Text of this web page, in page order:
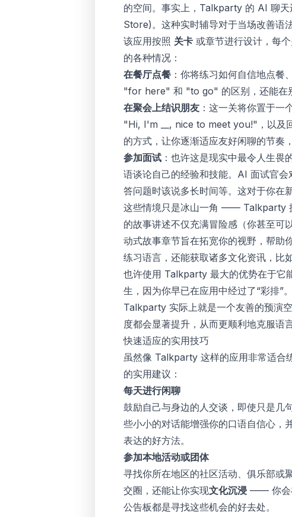
的空间。事实上，Talkparty 的 AI 聊
Store)。这种实时辅导对于当场改善语
该应用按照 关卡 或章节进行设计，每
的各种情况：
在餐厅点餐 ：你将练习如何自信地点
"for here" 和 "to go" 的区别，还能在
在聚会上结识朋友 ：这一关将你置于
"Hi, I'm __, nice to meet you!"，以及
的方式，让你逐渐适应友好闲聊的节奏
参加面试 ：也许这是现实中最令人生
语谈论自己的经验和技能。AI 面试官
答问题时该说多长时间等。这对于你在
这些情境只是冰山一角 —— Talkparty
的故事讲述不仅充满冒险感（你甚至可
动式故事章节旨在拓宽你的视野，帮助
练习语言，还能获取诸多文化资讯，比
也许使用 Talkparty 最大的优势在于它
生，因为你早已在应用中经过了“彩排”
Talkparty 实际上就是一个友善的预演
度都会显著提升，从而更顺利地克服语
快速适应的实用技巧
虽然像 Talkparty 这样的应用非常适合
的实用建议：
每天进行闲聊
鼓励自己与身边的人交谈，即使只是几
些小小的对话能增强你的口语自信心，
表达的好方法。
参加本地活动或团体
寻找你所在地区的社区活动、俱乐部或
交圈，还能让你实现文化沉浸 —— 你会
公告板都是寻找这些机会的好去处。